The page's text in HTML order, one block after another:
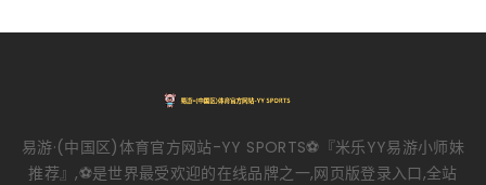
易游·(中国区)体育官方网站-YY SPORTS⚽️『米乐YY易游小师妹
推荐』,⚽️是世界最受欢迎的在线品牌之一,网页版登录入口,全站